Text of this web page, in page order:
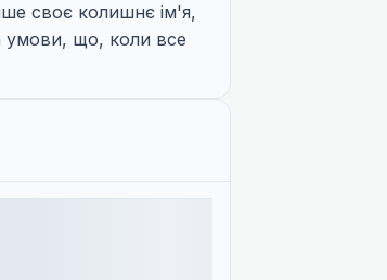
своє колишнє ім'я,
умови, що, коли все